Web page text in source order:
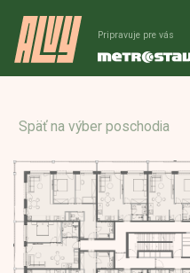
Pripravuje pre vás
Späť na výber poschodia